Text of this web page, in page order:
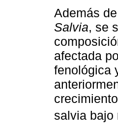
Además
Salvia, se
afectada
fenológica
salvia bajo